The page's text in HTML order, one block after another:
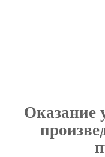
Оказание